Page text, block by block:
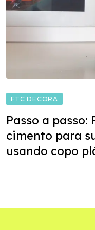
FTC DECORA
Passo a passo:
cimento para
usando copo